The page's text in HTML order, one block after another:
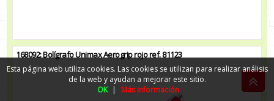
168092: Bolígrafo Unimax Aerogrip rojo ref. 81123
Esta página web utiliza cookies. Las cookies se utilizan para realizar análisis
de la web y ayudan a mejorar este sitio.
OK | Más información